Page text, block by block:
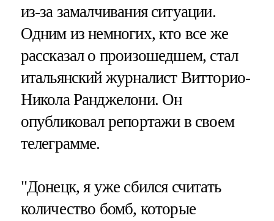
из-за замалчивания ситуации.
Одним из немногих, кто все же
рассказал о произошедшем, стал
итальянский журналист Витторио-
Никола Ранджелони. Он
опубликовал репортажи в своем
телеграмме.
"Донецк, я уже сбился считать
количество бомб, которые